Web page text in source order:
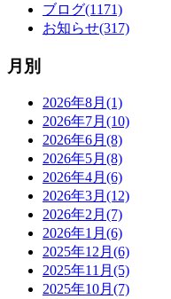
ブログ(1171)
お知らせ(317)
月別
2026年8月(1)
2026年7月(10)
2026年6月(8)
2026年5月(8)
2026年4月(6)
2026年3月(12)
2026年2月(7)
2026年1月(6)
2025年12月(6)
2025年11月(5)
2025年10月(7)